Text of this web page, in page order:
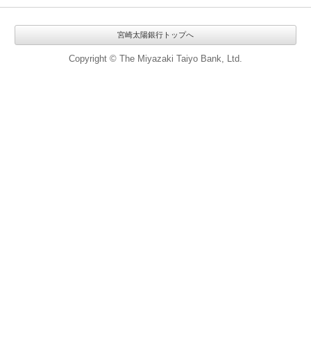
宮崎太陽銀行トップへ
Copyright © The Miyazaki Taiyo Bank, Ltd.